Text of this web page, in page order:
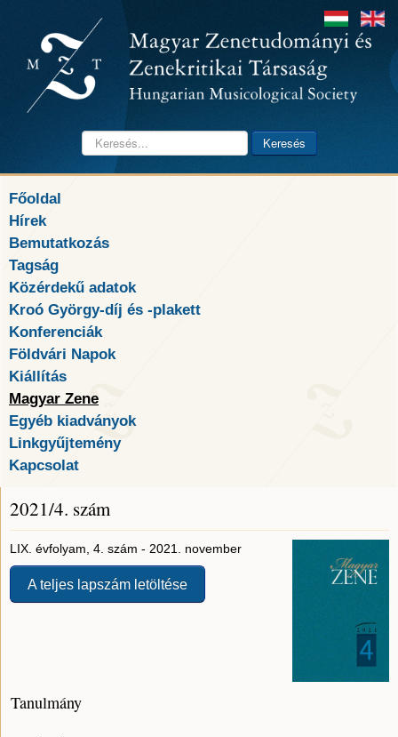
Keresés... Keresés
Főoldal
Hírek
Bemutatkozás
Tagság
Közérdekű adatok
Kroó György-díj és -plakett
Konferenciák
Földvári Napok
Kiállítás
Magyar Zene
Egyéb kiadványok
Linkgyűjtemény
Kapcsolat
2021/4. szám
LIX. évfolyam, 4. szám - 2021. november
A teljes lapszám letöltése
Tanulmány